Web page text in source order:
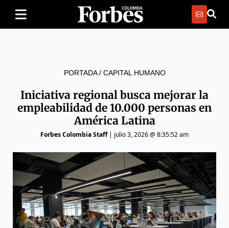
PORTADA/ CAPITAL HUMANO
Iniciativa regional busca mejorar la
empleabilidad de 10.000 personas en
América Latina
Forbes Colombia Staff| julio 3, 2026 @ 8:35:52 am